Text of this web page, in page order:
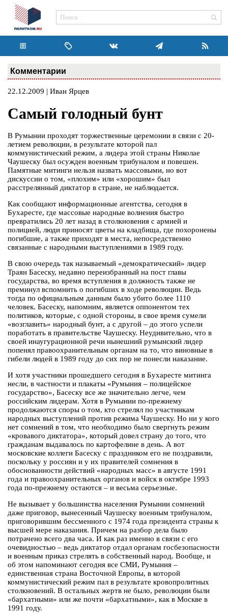
Комментарии
22.12.2009 | Иван Ярцев
Самый голодный бунт
В Румынии проходят торжественные церемонии в связи с 20-
летием революции, в результате которой пал
коммунистический режим, а лидера этой страны Николае
Чаушеску был осужден военным трибуналом и повешен.
Памятные митинги нельзя назвать массовыми, но вот
дискуссии о том, «плохим» или «хорошим» был
расстрелянный диктатор в стране, не наблюдается.
Как сообщают информационные агентства, сегодня в
Бухаресте, где массовые народные волнения быстро
превратились 20 лет назад в столкновения с армией и
полицией, люди приносят цветы на кладбища, где похоронены
погибшие, а также приходят в места, непосредственно
связанные с народными выступлениями в 1989 году.
В свою очередь так называемый «демократический» лидер
Траян Басеску, недавно переизбранный на пост главы
государства, во время вступления в должность также не
преминул вспомнить о погибших в ходе революции. Ведь
тогда по официальным данным было убито более 1110
человек. Басеску, напомним, является оппонентом тех
политиков, которые, с одной стороны, в свое время сумели
«возглавить» народный бунт, а с другой – до этого успели
поработать в правительстве Чаушеску. Неудивительно, что в
своей инаугурационной речи нынешний румынский лидер
попенял правоохранительным органам на то, что виновные в
гибели людей в 1989 году до сих пор не понесли наказание.
И хотя участники прошедшего сегодня в Бухаресте митинга
несли, в частности и плакаты «Румыния – полицейское
государство», Басеску все же значительно легче, чем
российским лидерам. Хотя в Румынии по-прежнему
продолжаются споры о том, кто стрелял по участникам
народных выступлений против режима Чаушеску. Но ни у кого
нет сомнений в том, что необходимо было свергнуть режим
«кровавого диктатора», который довел страну до того, что
гражданам выдавалось по картофелине в день. А вот
московские коллеги Басеску с праздником его не поздравили,
поскольку у россиян и у их правителей сомнения в
обоснованности действий «народных масс» в августе 1991
года и правоохранительных органов и войск в октябре 1993
года по-прежнему остаются – и весьма серьезные.
Не вызывает у большинства населения Румынии сомнений
даже приговор, вынесенный Чаушеску военным трибуналом,
приговорившим бессменного с 1974 года президента страны к
высшей мере наказания. Причем на разбор дела было
потрачено всего два часа. И как раз именно в связи с его
очевидностью – ведь диктатор отдал органам госбезопасности
и военным приказ стрелять в собственный народ. Вообще, и
об этом напоминают сегодня все СМИ, Румыния –
единственная страна Восточной Европы, в которой
коммунистический режим пал в результате кровопролитных
столкновений. В остальных жертв не было, революции были
«бархатными» или же почти «бархатными», как в Москве в
1991 году.